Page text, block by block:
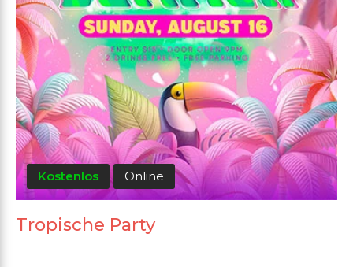
Kostenlos Online
Tropische Party